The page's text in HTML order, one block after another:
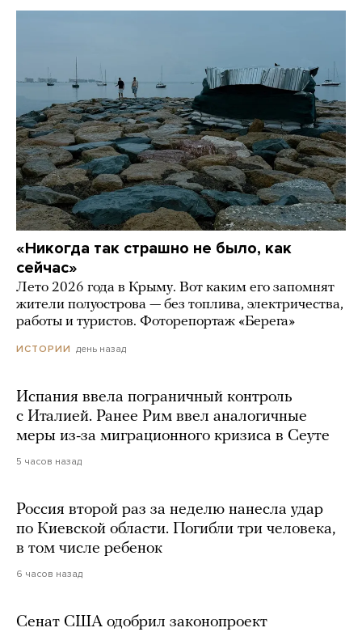
«Никогда так страшно не было, как
сейчас»
Лето 2026 года в Крыму. Вот каким его запомнят
жители полуострова — без топлива, электричества,
работы и туристов. Фоторепортаж «Берега»
ИСТОРИИ день назад
Испания ввела пограничный контроль
с Италией. Ранее Рим ввел аналогичные
меры из-за миграционного кризиса в Сеуте
5 часов назад
Россия второй раз за неделю нанесла удар
по Киевской области. Погибли три человека,
в том числе ребенок
6 часов назад
Сенат США одобрил законопроект